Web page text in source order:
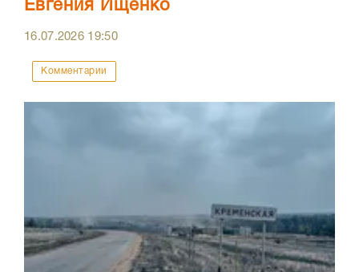
Евгения Ищенко
16.07.2026 19:50
Комментарии